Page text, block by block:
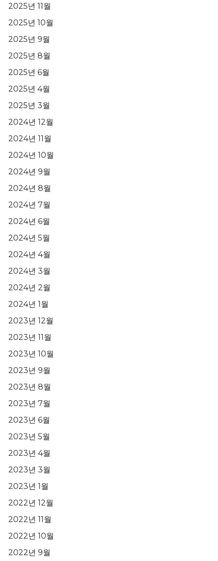
2025년 11월
2025년 10월
2025년 9월
2025년 8월
2025년 6월
2025년 4월
2025년 3월
2024년 12월
2024년 11월
2024년 10월
2024년 9월
2024년 8월
2024년 7월
2024년 6월
2024년 5월
2024년 4월
2024년 3월
2024년 2월
2024년 1월
2023년 12월
2023년 11월
2023년 10월
2023년 9월
2023년 8월
2023년 7월
2023년 6월
2023년 5월
2023년 4월
2023년 3월
2023년 1월
2022년 12월
2022년 11월
2022년 10월
2022년 9월